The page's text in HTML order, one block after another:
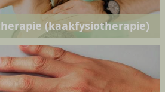
(kaakfysiotherapie)